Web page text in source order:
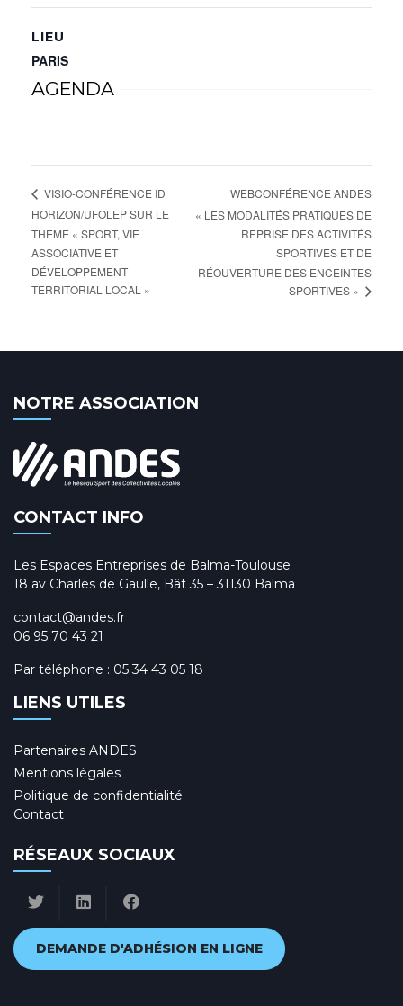
LIEU
PARIS
AGENDA
VISIO-CONFÉRENCE ID
HORIZON/UFOLEP SUR LE
THÈME « SPORT, VIE
ASSOCIATIVE ET
DÉVELOPPEMENT
TERRITORIAL LOCAL »
WEBCONFÉRENCE ANDES
« LES MODALITÉS PRATIQUES DE
REPRISE DES ACTIVITÉS
SPORTIVES ET DE
RÉOUVERTURE DES ENCEINTES
SPORTIVES »
NOTRE ASSOCIATION
CONTACT INFO
Les Espaces Entreprises de Balma-Toulouse
18 av Charles de Gaulle, Bât 35 – 31130 Balma
contact@andes.fr
06 95 70 43 21
Par téléphone : 05 34 43 05 18
LIENS UTILES
Partenaires ANDES
Mentions légales
Politique de confidentialité
Contact
RÉSEAUX SOCIAUX
DEMANDE D'ADHÉSION EN LIGNE